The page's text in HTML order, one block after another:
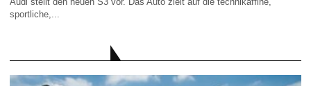
sportliche,...